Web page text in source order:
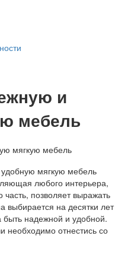
и
мебель
любого интерьера,
часть, позволяет выражать
выбирается на десятки лет
быть надежной и удобной.
необходимо отнестись со